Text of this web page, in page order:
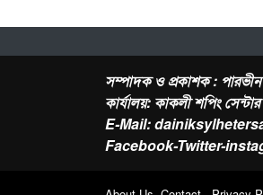
সম্পাদক ও প্রকাশক :
কার্যালয়: কাকলী শপিং
E-Mail:
Facebook-Twitter-